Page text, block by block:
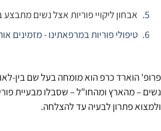
אבחון ליקויי פוריות אצל נשים
טיפולי פוריות במרפאתינו - מזמינים
נשים – מהארץ ומהחו"ל – שסבלו מבעיית
ולמצוא פתרון לבעיה עד להצלחה.